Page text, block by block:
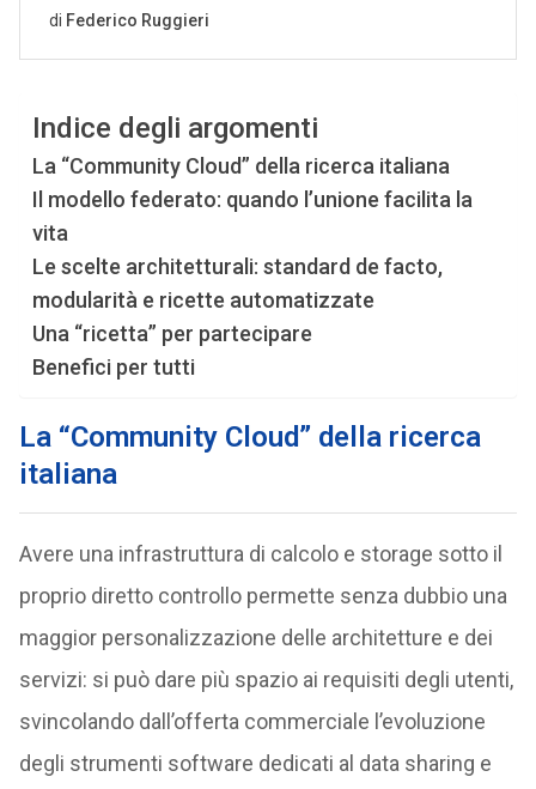
Indice degli argomenti
La “Community Cloud” della ricerca italiana
Il modello federato: quando l’unione facilita la
vita
Le scelte architetturali: standard de facto,
modularità e ricette automatizzate
Una “ricetta” per partecipare
Benefici per tutti
La “Community Cloud” della ricerca
italiana
Avere una infrastruttura di calcolo e storage sotto il
proprio diretto controllo permette senza dubbio una
maggior personalizzazione delle architetture e dei
servizi: si può dare più spazio ai requisiti degli utenti,
svincolando dall’offerta commerciale l’evoluzione
degli strumenti software dedicati al data sharing e